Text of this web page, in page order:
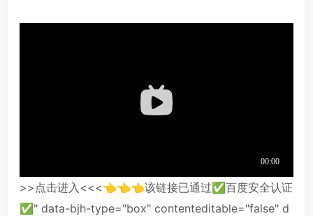
>>点击进入<<<👈👈👈该链接已通过✅百度安全认证
✅" data-bjh-type="box" contenteditable="false" d